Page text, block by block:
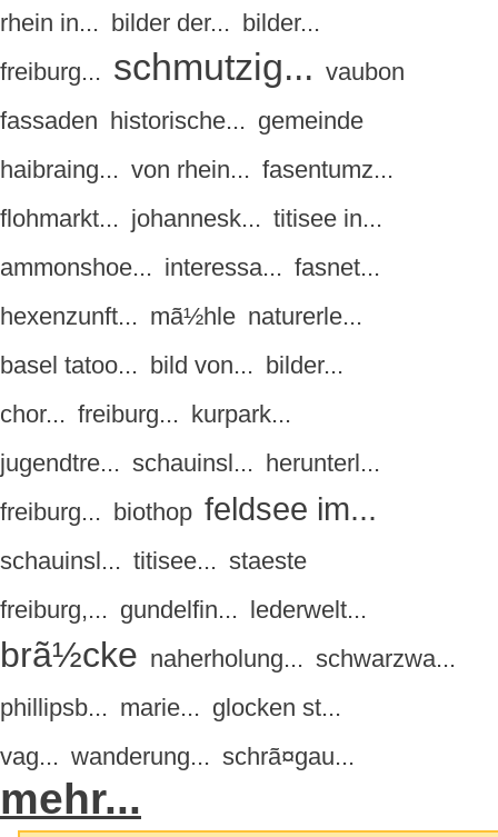
rhein in... bilder der... bilder...
freiburg... schmutzig... vaubon
fassaden historische... gemeinde
haibraing... von rhein... fasentumz...
flohmarkt... johannesk... titisee in...
ammonshoe... interessa... fasnet...
hexenzunft... mã½hle naturerle...
basel tatoo... bild von... bilder...
chor... freiburg... kurpark...
jugendtre... schauinsl... herunterl...
freiburg... biothop feldsee im...
schauinsl... titisee... staeste
freiburg,... gundelfin... lederwelt...
brã½cke naherholung... schwarzwa...
phillipsb... marie... glocken st...
vag... wanderung... schrã¤gau...
mehr...